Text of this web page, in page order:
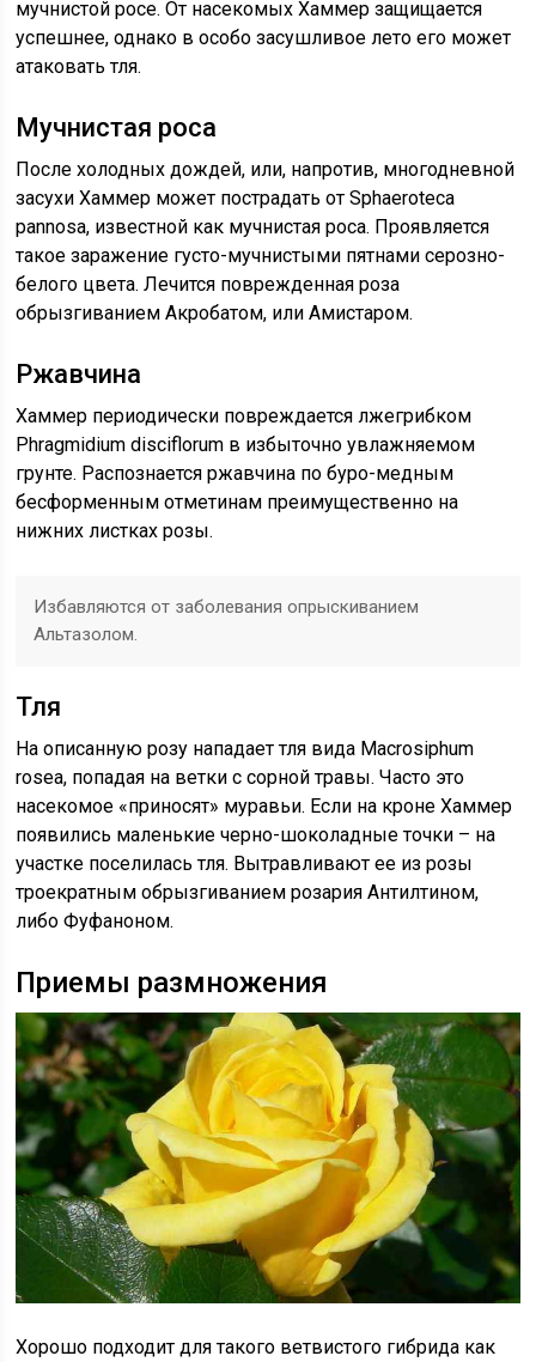
мучнистой росе. От насекомых Хаммер защищается
успешнее, однако в особо засушливое лето его может
атаковать тля.
Мучнистая роса
После холодных дождей, или, напротив, многодневной
засухи Хаммер может пострадать от Sphaeroteca
pannosa, известной как мучнистая роса. Проявляется
такое заражение густо-мучнистыми пятнами серозно-
белого цвета. Лечится поврежденная роза
обрызгиванием Акробатом, или Амистаром.
Ржавчина
Хаммер периодически повреждается лжегрибком
Phragmidium disciflorum в избыточно увлажняемом
грунте. Распознается ржавчина по буро-медным
бесформенным отметинам преимущественно на
нижних листках розы.
Избавляются от заболевания опрыскиванием
Альтазолом.
Тля
На описанную розу нападает тля вида Macrosiphum
rosea, попадая на ветки с сорной травы. Часто это
насекомое «приносят» муравьи. Если на кроне Хаммер
появились маленькие черно-шоколадные точки – на
участке поселилась тля. Вытравливают ее из розы
троекратным обрызгиванием розария Антилтином,
либо Фуфаноном.
Приемы размножения
Хорошо подходит для такого ветвистого гибрида как